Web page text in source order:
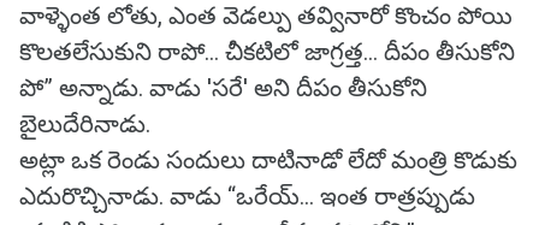
వాళ్ళెంత లోతు, ఎంత వెడల్పు తవ్వినారో కొంచం పోయి
కొలతలేసుకుని రాపో... చీకటిలో జాగ్రత్త... దీపం తీసుకోని
పో” అన్నాడు. వాడు 'సరే' అని దీపం తీసుకోని
బైలుదేరినాడు.
అట్లా ఒక రెండు సందులు దాటినాడో లేదో మంత్రి కొడుకు
ఎదురొచ్చినాడు. వాడు “ఒరేయ్... ఇంత రాత్రప్పుడు